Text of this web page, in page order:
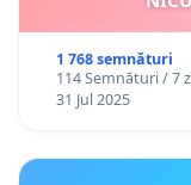
1 768 semnături
114 Semnături / 7
31 Jul 2025